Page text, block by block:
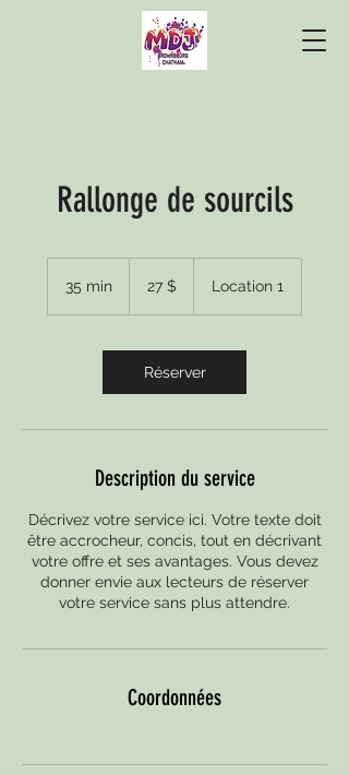
Rallonge de sourcils
35 min
i
canadiens
27 $ Location 1
Réserver
Description du service
Décrivez votre service ici. Votre texte doit
être accrocheur, concis, tout en décrivant
votre offre et ses avantages. Vous devez
donner envie aux lecteurs de réserver
votre service sans plus attendre.
Coordonnées